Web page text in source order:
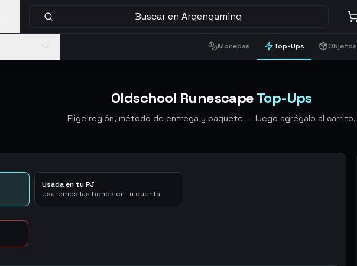
Buscar en Argengaming
Monedas Top-Ups Objetos
Oldschool RunescapeTop-Ups
Elige región, método de entrega y paquete — luego agrégalo al carrito.
Usada en tu PJ
Usaremos las bonds en tu cuenta